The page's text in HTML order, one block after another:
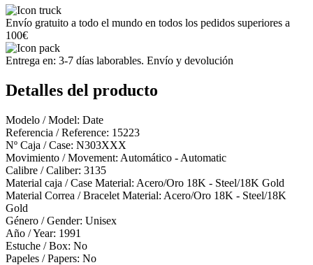
Envío gratuito a todo el mundo en todos los pedidos superiores a
100€
Entrega en: 3-7 días laborables. Envío y devolución
Detalles del producto
Modelo / Model: Date
Referencia / Reference: 15223
Nº Caja / Case: N303XXX
Movimiento / Movement: Automático - Automatic
Calibre / Caliber: 3135
Material caja / Case Material: Acero/Oro 18K - Steel/18K Gold
Material Correa / Bracelet Material: Acero/Oro 18K - Steel/18K
Gold
Género / Gender: Unisex
Año / Year: 1991
Estuche / Box: No
Papeles / Papers: No